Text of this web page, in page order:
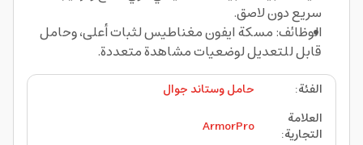
سريع دون لاصق.
الوظائف: مسكة ايفون مغناطيس لثبات أعلى، وحامل
قابل للتعديل لوضعيات مشاهدة متعددة.
الفئة:
حامل وستاند جوال
العلامة
التجارية:
ArmorPro